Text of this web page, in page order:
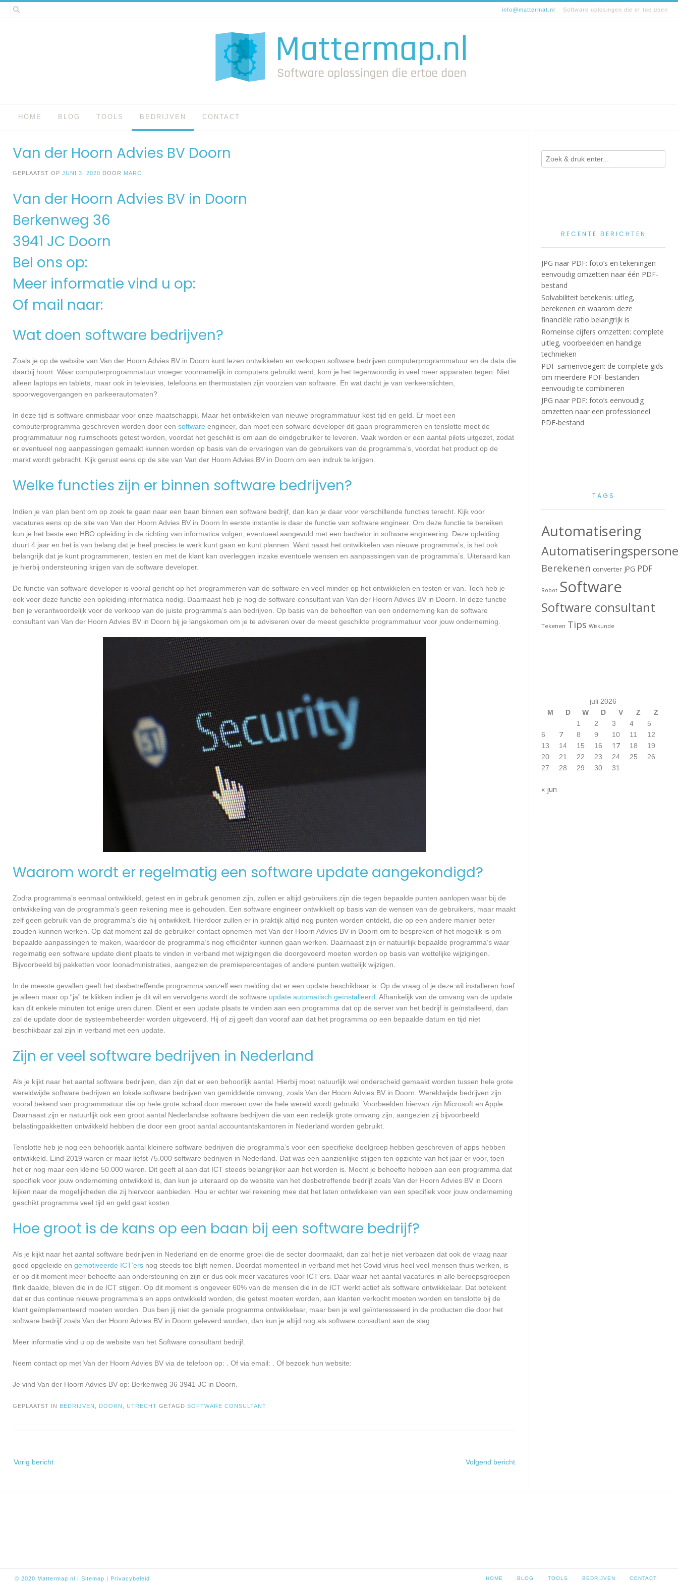
Spring
naar
info@mattermat.nl Software oplosingen die er toe doen
HOME BLOG TOOLS BEDRIJVEN CONTACT
Van der Hoorn Advies BV Doorn
GEPLAATST OP JUNI 3, 2020 DOOR MARC
Van der Hoorn Advies BV in Doorn
Berkenweg 36
3941 JC Doorn
Bel ons op:
Meer informatie vind u op:
Of mail naar:
Wat doen software bedrijven?
Zoals je op de website van Van der Hoorn Advies BV in Doorn kunt lezen ontwikkelen en verkopen software bedrijven computerprogrammatuur en de data die
daarbij hoort. Waar computerprogrammatuur vroeger voornamelijk in computers gebruikt werd, kom je het tegenwoordig in veel meer apparaten tegen. Niet
alleen laptops en tablets, maar ook in televisies, telefoons en thermostaten zijn voorzien van software. En wat dacht je van verkeerslichten,
spoorwegovergangen en parkeerautomaten?
In deze tijd is software onmisbaar voor onze maatschappij. Maar het ontwikkelen van nieuwe programmatuur kost tijd en geld. Er moet een
computerprogramma geschreven worden door een software engineer, dan moet een sofware developer dit gaan programmeren en tenslotte moet de
programmatuur nog ruimschoots getest worden, voordat het geschikt is om aan de eindgebruiker te leveren. Vaak worden er een aantal pilots uitgezet, zodat
er eventueel nog aanpassingen gemaakt kunnen worden op basis van de ervaringen van de gebruikers van de programma’s, voordat het product op de
markt wordt gebracht. Kijk gerust eens op de site van Van der Hoorn Advies BV in Doorn om een indruk te krijgen.
Welke functies zijn er binnen software bedrijven?
Indien je van plan bent om op zoek te gaan naar een baan binnen een software bedrijf, dan kan je daar voor verschillende functies terecht. Kijk voor
vacatures eens op de site van Van der Hoorn Advies BV in Doorn In eerste instantie is daar de functie van software engineer. Om deze functie te bereiken
kun je het beste een HBO opleiding in de richting van informatica volgen, eventueel aangevuld met een bachelor in software engineering. Deze opleiding
duurt 4 jaar en het is van belang dat je heel precies te werk kunt gaan en kunt plannen. Want naast het ontwikkelen van nieuwe programma’s, is het ook
belangrijk dat je kunt programmeren, testen en met de klant kan overleggen inzake eventuele wensen en aanpassingen van de programma’s. Uiteraard kan
je hierbij ondersteuning krijgen van de software developer.
De functie van software developer is vooral gericht op het programmeren van de software en veel minder op het ontwikkelen en testen er van. Toch heb je
ook voor deze functie een opleiding informatica nodig. Daarnaast heb je nog de software consultant van Van der Hoorn Advies BV in Doorn. In deze functie
ben je verantwoordelijk voor de verkoop van de juiste programma’s aan bedrijven. Op basis van de behoeften van een onderneming kan de software
consultant van Van der Hoorn Advies BV in Doorn bij je langskomen om je te adviseren over de meest geschikte programmatuur voor jouw onderneming.
Waarom wordt er regelmatig een software update aangekondigd?
Zodra programma’s eenmaal ontwikkeld, getest en in gebruik genomen zijn, zullen er altijd gebruikers zijn die tegen bepaalde punten aanlopen waar bij de
ontwikkeling van de programma’s geen rekening mee is gehouden. Een software engineer ontwikkelt op basis van de wensen van de gebruikers, maar maakt
zelf geen gebruik van de programma’s die hij ontwikkelt. Hierdoor zullen er in praktijk altijd nog punten worden ontdekt, die op een andere manier beter
zouden kunnen werken. Op dat moment zal de gebruiker contact opnemen met Van der Hoorn Advies BV in Doorn om te bespreken of het mogelijk is om
bepaalde aanpassingen te maken, waardoor de programma’s nog efficiënter kunnen gaan werken. Daarnaast zijn er natuurlijk bepaalde programma’s waar
regelmatig een software update dient plaats te vinden in verband met wijzigingen die doorgevoerd moeten worden op basis van wettelijke wijzigingen.
Bijvoorbeeld bij pakketten voor loonadministraties, aangezien de premiepercentages of andere punten wettelijk wijzigen.
In de meeste gevallen geeft het desbetreffende programma vanzelf een melding dat er een update beschikbaar is. Op de vraag of je deze wil installeren hoef
je alleen maar op “ja” te klikken indien je dit wil en vervolgens wordt de software update automatisch geïnstalleerd . Afhankelijk van de omvang van de update
kan dit enkele minuten tot enige uren duren. Dient er een update plaats te vinden aan een programma dat op de server van het bedrijf is geïnstalleerd, dan
zal de update door de systeembeheerder worden uitgevoerd. Hij of zij geeft dan vooraf aan dat het programma op een bepaalde datum en tijd niet
beschikbaar zal zijn in verband met een update.
Zijn er veel software bedrijven in Nederland
Als je kijkt naar het aantal software bedrijven, dan zijn dat er een behoorlijk aantal. Hierbij moet natuurlijk wel onderscheid gemaakt worden tussen hele grote
wereldwijde software bedrijven en lokale software bedrijven van gemiddelde omvang, zoals Van der Hoorn Advies BV in Doorn. Wereldwijde bedrijven zijn
vooral bekend van programmatuur die op hele grote schaal door mensen over de hele wereld wordt gebruikt. Voorbeelden hiervan zijn Microsoft en Apple.
Daarnaast zijn er natuurlijk ook een groot aantal Nederlandse software bedrijven die van een redelijk grote omvang zijn, aangezien zij bijvoorbeeld
belastingpakketten ontwikkeld hebben die door een groot aantal accountantskantoren in Nederland worden gebruikt.
Tenslotte heb je nog een behoorlijk aantal kleinere software bedrijven die programma’s voor een specifieke doelgroep hebben geschreven of apps hebben
ontwikkeld. Eind 2019 waren er maar liefst 75.000 software bedrijven in Nederland. Dat was een aanzienlijke stijgen ten opzichte van het jaar er voor, toen
het er nog maar een kleine 50.000 waren. Dit geeft al aan dat ICT steeds belangrijker aan het worden is. Mocht je behoefte hebben aan een programma dat
specifiek voor jouw onderneming ontwikkeld is, dan kun je uiteraard op de website van het desbetreffende bedrijf zoals Van der Hoorn Advies BV in Doorn
kijken naar de mogelijkheden die zij hiervoor aanbieden. Hou er echter wel rekening mee dat het laten ontwikkelen van een specifiek voor jouw onderneming
geschikt programma veel tijd en geld gaat kosten.
Hoe groot is de kans op een baan bij een software bedrijf?
Als je kijkt naar het aantal software bedrijven in Nederland en de enorme groei die de sector doormaakt, dan zal het je niet verbazen dat ook de vraag naar
goed opgeleide en gemotiveerde ICT’ers nog steeds toe blijft nemen. Doordat momenteel in verband met het Covid virus heel veel mensen thuis werken, is
er op dit moment meer behoefte aan ondersteuning en zijn er dus ook meer vacatures voor ICT’ers. Daar waar het aantal vacatures in alle beroepsgroepen
flink daalde, bleven die in de ICT stijgen. Op dit moment is ongeveer 60% van de mensen die in de ICT werkt actief als software ontwikkelaar. Dat betekent
dat er dus continue nieuwe programma’s en apps ontwikkeld worden, die getest moeten worden, aan klanten verkocht moeten worden en tenslotte bij de
klant geïmplementeerd moeten worden. Dus ben jij niet de geniale programma ontwikkelaar, maar ben je wel geïnteresseerd in de producten die door het
software bedrijf zoals Van der Hoorn Advies BV in Doorn geleverd worden, dan kun je altijd nog als software consultant aan de slag.
Meer informatie vind u op de website van het Software consultant bedrijf.
Neem contact op met Van der Hoorn Advies BV via de telefoon op: . Of via email: . Of bezoek hun website:
Je vind Van der Hoorn Advies BV op: Berkenweg 36 3941 JC in Doorn.
GEPLAATST IN BEDRIJVEN DOORN UTRECHT GETAGD SOFTWARE CONSULTANT
navigatie
Vorig bericht Volgend bericht
RECENTE BERICHTEN
JPG naar PDF: foto’s en tekeningen
eenvoudig omzetten naar één PDF-
bestand
Solvabiliteit betekenis: uitleg,
berekenen en waarom deze
financiële ratio belangrijk is
Romeinse cijfers omzetten: complete
uitleg, voorbeelden en handige
technieken
PDF samenvoegen: de complete gids
om meerdere PDF-bestanden
eenvoudig te combineren
JPG naar PDF: foto’s eenvoudig
omzetten naar een professioneel
PDF-bestand
TAGS
Automatisering
Berekenen converter JPG PDF
Robot Software
Software consultant
Tekenen Tips Wiskunde
juli 2026
M
D W D V Z
Z
1
2 3 4
5
6
7 8 9 10 11
12
13
14 15 16 17 18
19
20
21 22 23 24 25
26
27
28 29 30 31
« jun
© 2020 Mattermap.nl | Sitemap | Privacybeleid HOME BLOG TOOLS BEDRIJVEN CONTACT